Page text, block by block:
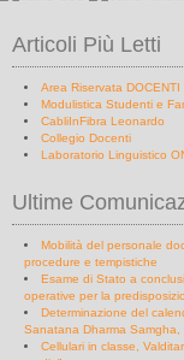
Articoli Più Letti
Area Riservata DOCENTI
Modulistica Studenti e
CabliInFibra Leonardo
Collegio Docenti
Laboratorio Linguistico
Ultime
Mobilità del personale
procedure e tempistiche
Esame di Stato a
operative per la
Determinazione del
Sanatana Dharma
Cellulari in classe,